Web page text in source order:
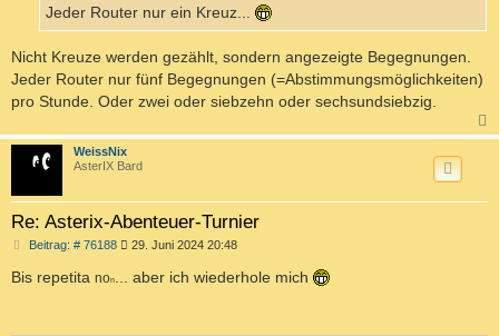
Jeder Router nur ein Kreuz...
Nicht Kreuze werden gezählt, sondern angezeigte Begegnungen.
Jeder Router nur fünf Begegnungen (=Abstimmungsmöglichkeiten)
pro Stunde. Oder zwei oder siebzehn oder sechsundsiebzig.
a
WeissNix
AsterIX Bard
Re: Asterix-Abenteuer-Turnier
Beitrag: # 76188B
t
29. Juni 2024 20:48
Bis repetita non ... aber ich wiederhole mich